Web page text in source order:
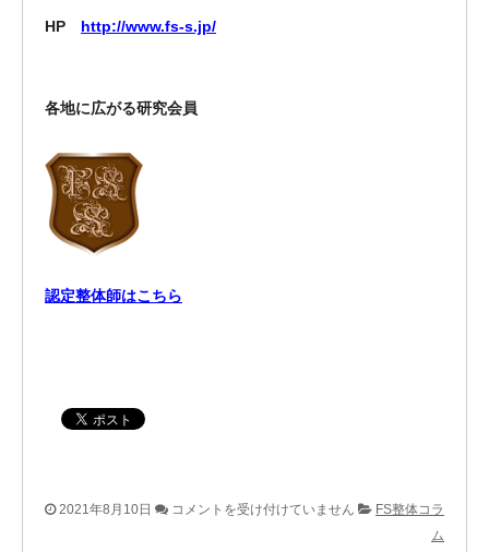
HP http://www.fs-s.jp/
各地に広がる研究会員
認定整体師はこちら
2021年8月10日
同
コメントを受け付けていません
FS整体コラ
ム